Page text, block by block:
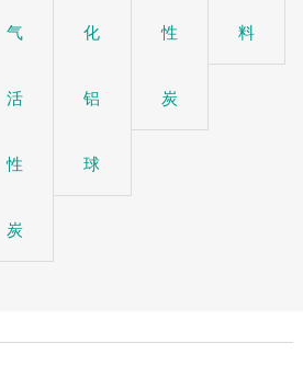
气
活
性
炭
化
铝
球
性
炭
料